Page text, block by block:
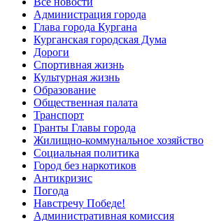
Администрация города
Глава города Кургана
Курганская городская Дума
Дороги
Спортивная жизнь
Культурная жизнь
Образование
Общественная палата
Транспорт
Гранты Главы города
Жилищно-коммунальное хозяйство
Социальная политика
Город без наркотиков
Антикризис
Погода
Навстречу Победе!
Административная комиссия